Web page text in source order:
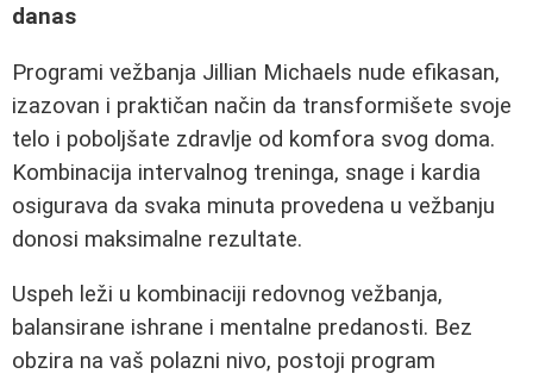
danas
Programi vežbanja Jillian Michaels nude efikasan,
izazovan i praktičan način da transformišete svoje
telo i poboljšate zdravlje od komfora svog doma.
Kombinacija intervalnog treninga, snage i kardia
osigurava da svaka minuta provedena u vežbanju
donosi maksimalne rezultate.
Uspeh leži u kombinaciji redovnog vežbanja,
balansirane ishrane i mentalne predanosti. Bez
obzira na vaš polazni nivo, postoji program